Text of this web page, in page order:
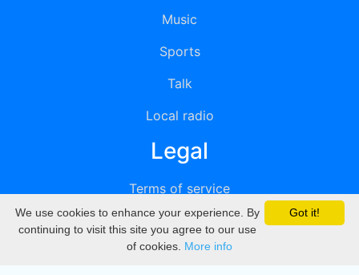
Music
Sports
Talk
Local radio
Legal
Terms of service
Privacy
DMCA
Got it!
We use cookies to enhance your experience. By
continuing to visit this site you agree to our use
of cookies. More info